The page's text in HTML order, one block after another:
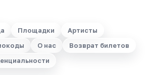
Площадки
Артисты
О нас
Возврат билетов